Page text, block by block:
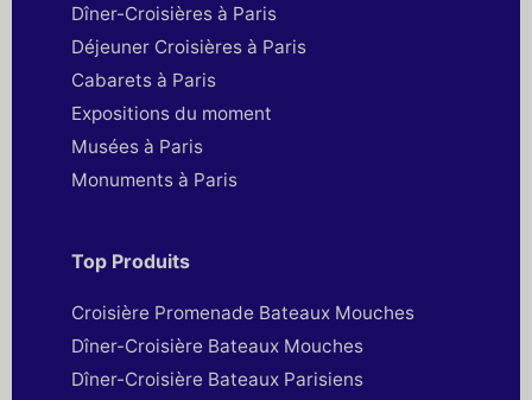
Dîner-Croisières à Paris
Déjeuner Croisières à Paris
Cabarets à Paris
Expositions du moment
Musées à Paris
Monuments à Paris
Top Produits
Croisière Promenade Bateaux Mouches
Dîner-Croisière Bateaux Mouches
Dîner-Croisière Bateaux Parisiens